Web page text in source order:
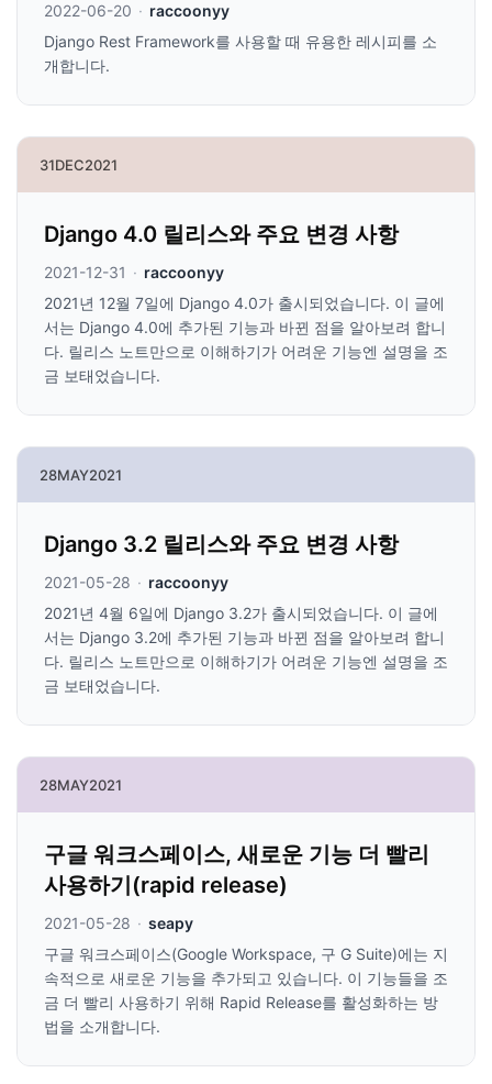
2022-06-20 · raccoonyy
Django Rest Framework를 사용할 때 유용한 레시피를 소
개합니다.
31DEC2021
Django 4.0 릴리스와 주요 변경 사항
2021-12-31 · raccoonyy
2021년 12월 7일에 Django 4.0가 출시되었습니다. 이 글에
서는 Django 4.0에 추가된 기능과 바뀐 점을 알아보려 합니
다. 릴리스 노트만으로 이해하기가 어려운 기능엔 설명을 조
금 보태었습니다.
28MAY2021
Django 3.2 릴리스와 주요 변경 사항
2021-05-28 · raccoonyy
2021년 4월 6일에 Django 3.2가 출시되었습니다. 이 글에
서는 Django 3.2에 추가된 기능과 바뀐 점을 알아보려 합니
다. 릴리스 노트만으로 이해하기가 어려운 기능엔 설명을 조
금 보태었습니다.
28MAY2021
구글 워크스페이스, 새로운 기능 더 빨리
사용하기(rapid release)
2021-05-28 · seapy
구글 워크스페이스(Google Workspace, 구 G Suite)에는 지
속적으로 새로운 기능을 추가되고 있습니다. 이 기능들을 조
금 더 빨리 사용하기 위해 Rapid Release를 활성화하는 방
법을 소개합니다.